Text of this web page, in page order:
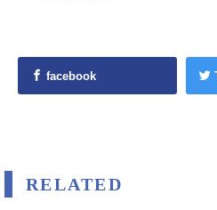
facebook
RELATED